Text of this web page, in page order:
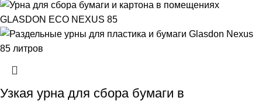
Узкая урна для сбора бумаги в